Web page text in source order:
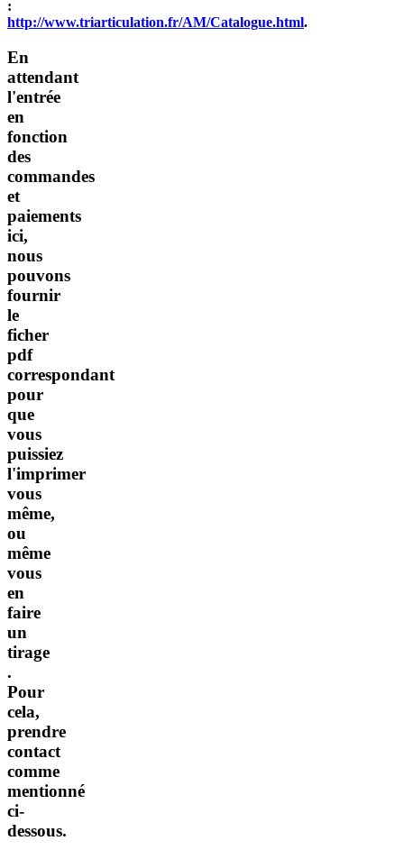
:
http://www.triarticulation.fr/AM/Catalogue.html.
En
attendant
l'entrée
en
fonction
des
commandes
et
paiements
ici,
nous
pouvons
fournir
le
ficher
pdf
correspondant
pour
que
vous
puissiez
l'imprimer
vous
même,
ou
même
vous
en
faire
un
tirage
.
Pour
cela,
prendre
contact
comme
mentionné
ci-
dessous.